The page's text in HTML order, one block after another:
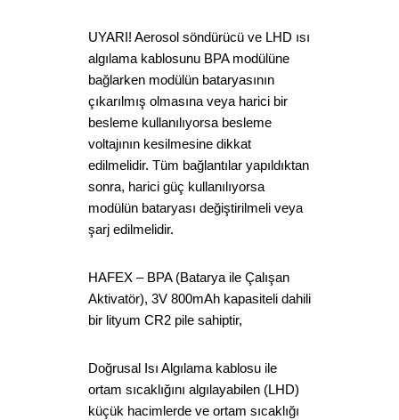
UYARI! Aerosol söndürücü ve LHD ısı
algılama kablosunu BPA modülüne
bağlarken modülün bataryasının
çıkarılmış olmasına veya harici bir
besleme kullanılıyorsa besleme
voltajının kesilmesine dikkat
edilmelidir. Tüm bağlantılar yapıldıktan
sonra, harici güç kullanılıyorsa
modülün bataryası değiştirilmeli veya
şarj edilmelidir.
HAFEX – BPA (Batarya ile Çalışan
Aktivatör), 3V 800mAh kapasiteli dahili
bir lityum CR2 pile sahiptir,
Doğrusal Isı Algılama kablosu ile
ortam sıcaklığını algılayabilen (LHD)
küçük hacimlerde ve ortam sıcaklığı